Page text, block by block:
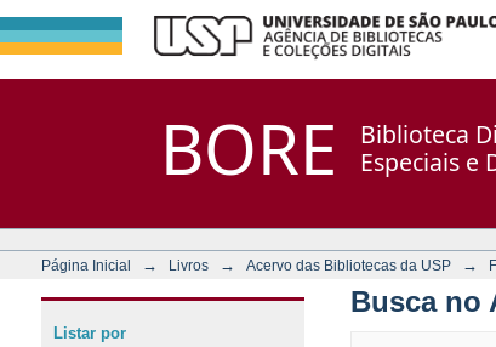
BORE
Biblioteca
Especiais e
Página Inicial → Livros → Acervo das Bibliotecas da USP →
Busca no
Listar por